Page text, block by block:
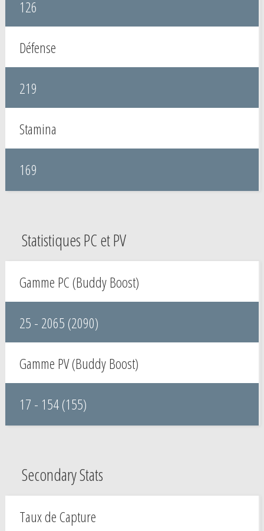
126
Défense
219
Stamina
169
Statistiques PC et PV
Gamme PC (Buddy Boost)
25 - 2065 (2090)
Gamme PV (Buddy Boost)
17 - 154 (155)
Secondary Stats
Taux de Capture